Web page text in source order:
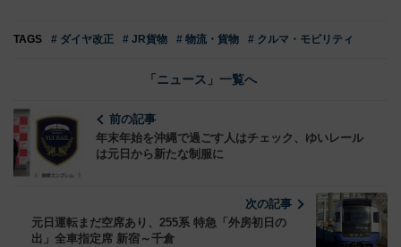
TAGS # ダイヤ改正 # JR貨物 # 物流・貨物 # クルマ・モビリティ
「ニュース」一覧へ
前の記事
年末年始を沖縄で過ごす人はチェック、ゆいレール
は元日から新たな制服に
次の記事
元日運転まだ空席あり、255系 特急「外房初日の
出」全車指定席 新宿～千倉